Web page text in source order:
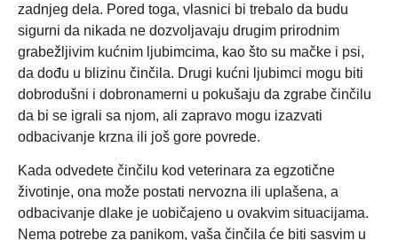
zadnjeg dela. Pored toga, vlasnici bi trebalo da budu
sigurni da nikada ne dozvoljavaju drugim prirodnim
grabežljivim kućnim ljubimcima, kao što su mačke i psi,
da dođu u blizinu činčila. Drugi kućni ljubimci mogu biti
dobrodušni i dobronamerni u pokušaju da zgrabe činčilu
da bi se igrali sa njom, ali zapravo mogu izazvati
odbacivanje krzna ili još gore povrede.
Kada odvedete činčilu kod veterinara za egzotične
životinje, ona može postati nervozna ili uplašena, a
odbacivanje dlake je uobičajeno u ovakvim situacijama.
Nema potrebe za panikom, vaša činčila će biti sasvim u